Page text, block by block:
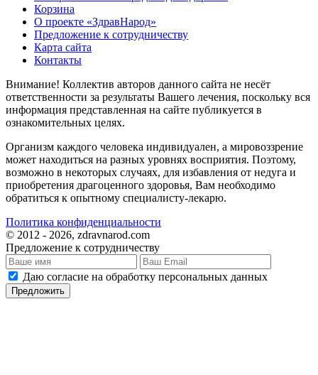
Корзина
О проекте «ЗдравНарод»
Предложение к сотрудничеству
Карта сайта
Контакты
Внимание! Коллектив авторов данного сайта не несёт
ответственности за результаты Вашего лечения, поскольку вся
информация представленная на сайте публикуется в
ознакомительных целях.
Организм каждого человека индивидуален, а мировоззрение
может находиться на разных уровнях восприятия. Поэтому,
возможно в некоторых случаях, для избавления от недуга и
приобретения драгоценного здоровья, Вам необходимо
обратиться к опытному специалисту-лекарю.
Политика конфиденциальности
© 2012 - 2026, zdravnarod.com
Предложение к сотрудничеству
Даю согласие на обработку персональных данных